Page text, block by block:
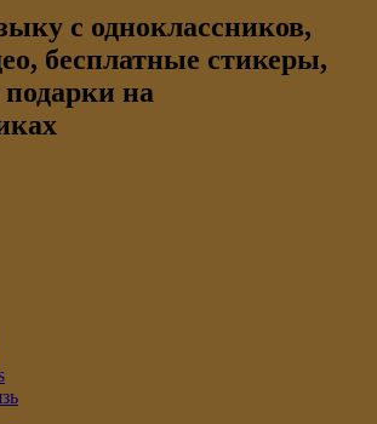
с одноклассников,
бесплатные стикеры,
на